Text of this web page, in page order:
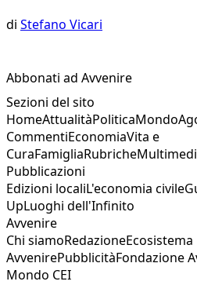
di Stefano Vicari
Abbonati ad Avvenire
Sezioni del sito
HomeAttualitàPoliticaMondo
CommentiEconomiaVita e
CuraFamigliaRubriche
Pubblicazioni
Edizioni localiL'economia civile
UpLuoghi dell'Infinito
Avvenire
Chi siamoRedazioneEcosistema
AvvenirePubblicitàFondazione
Mondo CEI